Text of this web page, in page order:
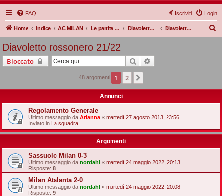
FAQ Login
Iscriviti
Home Indice AC MILAN Le partite Rossonere Diavoletto rossonero Diavoletto rossonero 21/22
Diavoletto rossonero 21/22
Bloccato Cerca
48 argomenti 1 2
Annunci
Regolamento Generale
Ultimo messaggio da Arianna « martedì 27 agosto 2013, 23:56
Inviato in La squadra
Argomenti
Sassuolo Milan 0-3
Ultimo messaggio da nordahl « martedì 24 maggio 2022, 20:13
Risposte: 8
Milan Atalanta 2-0
Ultimo messaggio da nordahl « martedì 24 maggio 2022, 20:08
Risposte: 9